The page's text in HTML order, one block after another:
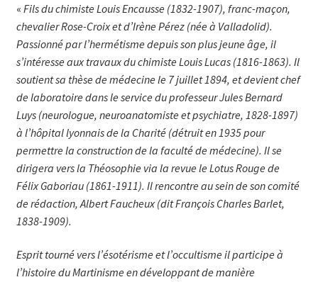
« Fils du chimiste Louis Encausse (1832-1907), franc-maçon,
chevalier Rose-Croix et d’Irène Pérez (née à Valladolid).
Passionné par l’hermétisme depuis son plus jeune âge, il
s’intéresse aux travaux du chimiste Louis Lucas (1816-1863). Il
soutient sa thèse de médecine le 7 juillet 1894, et devient chef
de laboratoire dans le service du professeur Jules Bernard
Luys (neurologue, neuroanatomiste et psychiatre, 1828-1897)
à l’hôpital lyonnais de la Charité (détruit en 1935 pour
permettre la construction de la faculté de médecine). Il se
dirigera vers la Théosophie via la revue le Lotus Rouge de
Félix Gaboriau (1861-1911). Il rencontre au sein de son comité
de rédaction, Albert Fau­cheux (dit François Charles Barlet,
1838-1909).
Esprit tourné vers l’ésotérisme et l’occultisme il participe à
l’histoire du Martinisme en développant de manière